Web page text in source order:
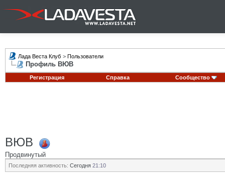
Лада Веста Клуб > Пользователи
Профиль ВЮВ
Регистрация Справка Сообщество
ВЮВ
Продвинутый
Последняя активность: Сегодня 21:10